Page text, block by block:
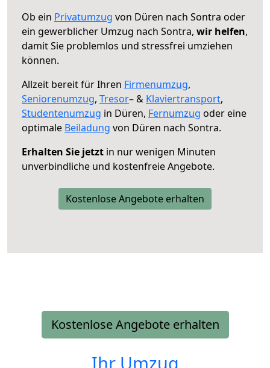
Ob ein Privatumzug von Düren nach Sontra oder
ein gewerblicher Umzug nach Sontra, wir helfen,
damit Sie problemlos und stressfrei umziehen
können.
Allzeit bereit für Ihren Firmenumzug,
Seniorenumzug, Tresor– & Klaviertransport,
Studentenumzug in Düren, Fernumzug oder eine
optimale Beiladung von Düren nach Sontra.
Erhalten Sie jetzt in nur wenigen Minuten
unverbindliche und kostenfreie Angebote.
Kostenlose Angebote erhalten
Kostenlose Angebote erhalten
Ihr Umzug